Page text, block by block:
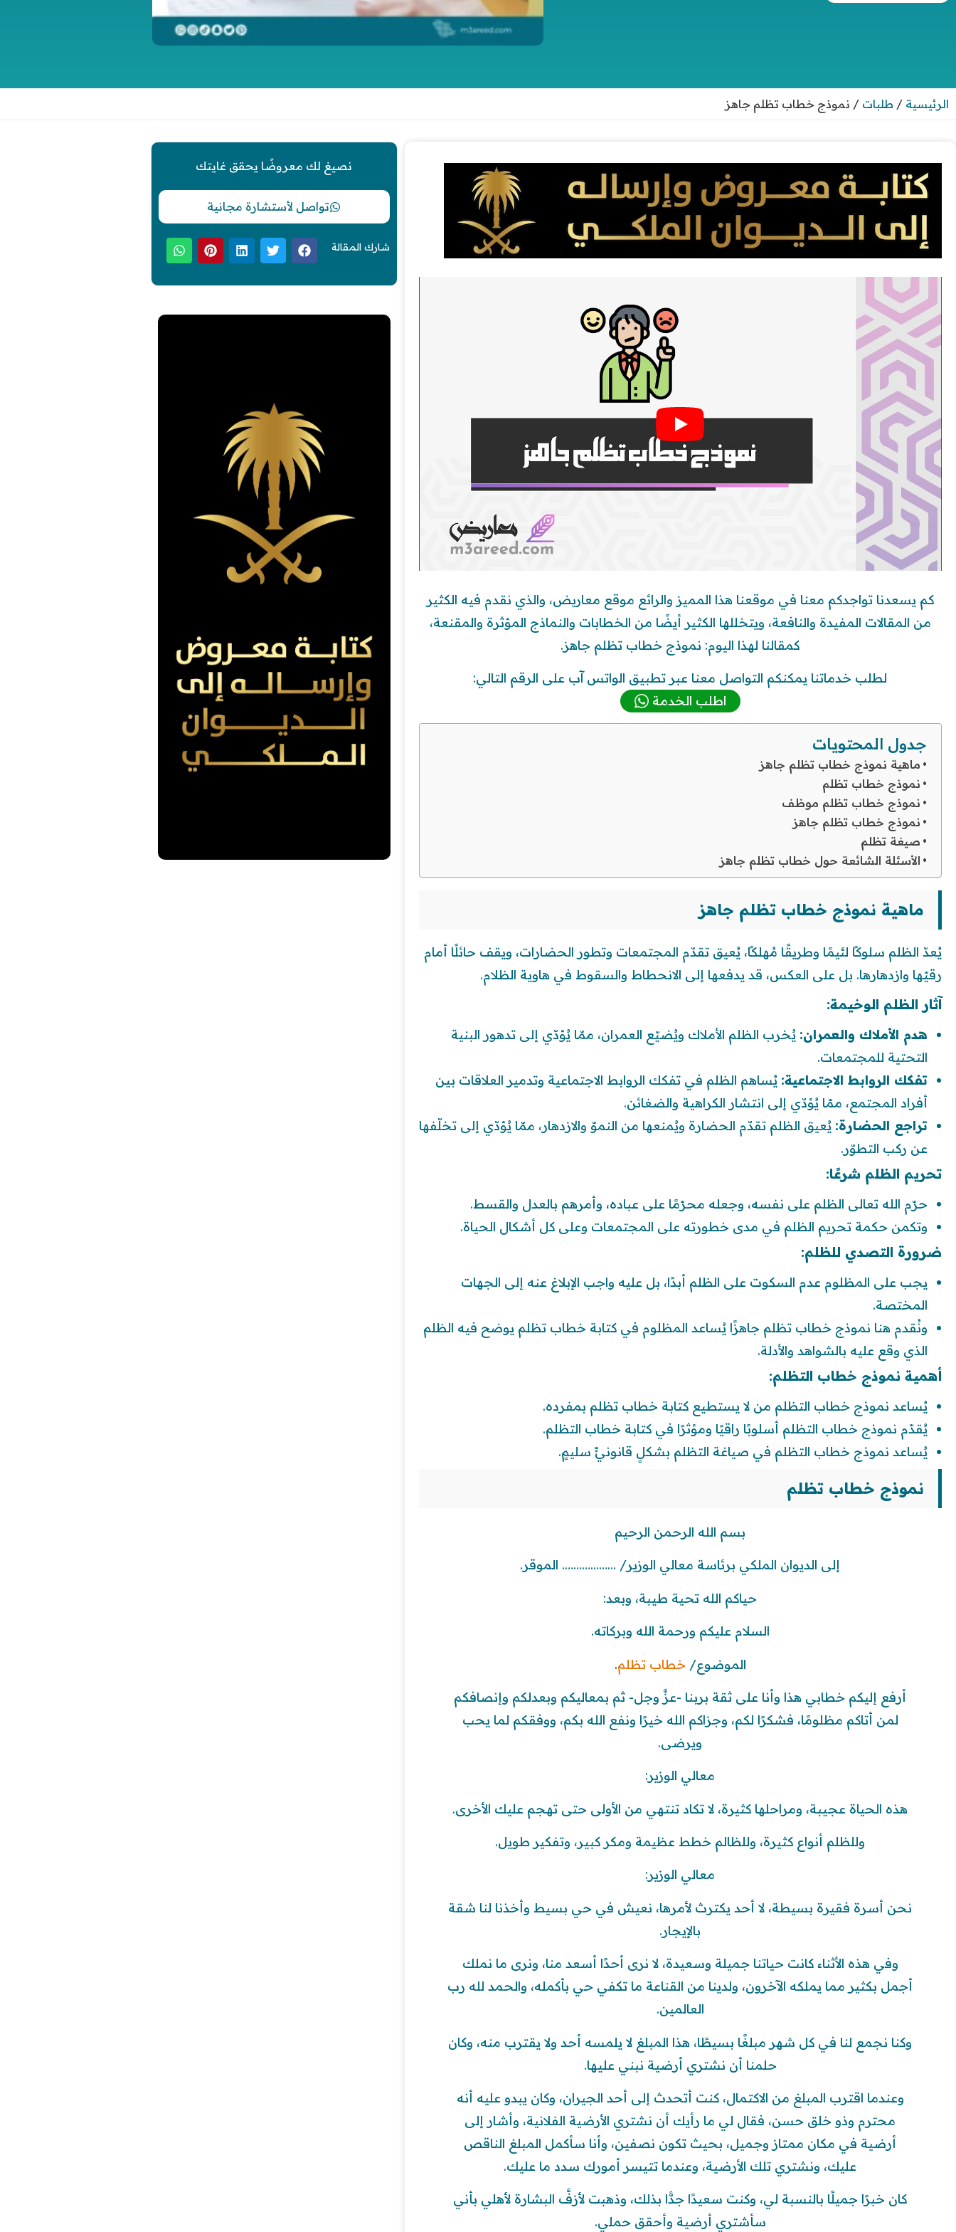
الرئيسية / طلبات / نموذج خطاب تظلم جاهز
كم يسعدنا تواجدكم معنا في موقعنا هذا المميز والرائع موقع معاريض، والذي نقدم فيه الكثير
من المقالات المفيدة والنافعة، ويتخللها الكثير أيضًا من الخطابات والنماذج المؤثرة والمقنعة،
كمقالنا لهذا اليوم: نموذج خطاب تظلم جاهز.
لطلب خدماتنا يمكنكم التواصل معنا عبر تطبيق الواتس آب على الرقم التالي:
اطلب الخدمة
جدول المحتويات
ماهية نموذج خطاب تظلم جاهز
نموذج خطاب تظلم
نموذج خطاب تظلم موظف
نموذج خطاب تظلم جاهز
صيغة تظلم
الأسئلة الشائعة حول خطاب تظلم جاهز
ماهية نموذج خطاب تظلم جاهز
يُعدّ الظلم سلوكًا لئيمًا وطريقًا مُهلكًا، يُعيق تقدّم المجتمعات وتطور الحضارات، ويقف حائلًا أمام
رقيّها وازدهارها. بل على العكس، قد يدفعها إلى الانحطاط والسقوط في هاوية الظلام.
آثار الظلم الوخيمة:
هدم الأملاك والعمران: يُخرب الظلم الأملاك ويُضيّع العمران، ممّا يُؤدّي إلى تدهور البنية
التحتية للمجتمعات.
تفكك الروابط الاجتماعية: يُساهم الظلم في تفكك الروابط الاجتماعية وتدمير العلاقات بين
أفراد المجتمع، ممّا يُؤدّي إلى انتشار الكراهية والضغائن.
تراجع الحضارة: يُعيق الظلم تقدّم الحضارة ويُمنعها من النموّ والازدهار، ممّا يُؤدّي إلى تخلّفها
عن ركب التطوّر.
تحريم الظلم شرعًا:
حرّم الله تعالى الظلم على نفسه، وجعله محرّمًا على عباده، وأمرهم بالعدل والقسط.
وتكمن حكمة تحريم الظلم في مدى خطورته على المجتمعات وعلى كل أشكال الحياة.
ضرورة التصدي للظلم:
يجب على المظلوم عدم السكوت على الظلم أبدًا، بل عليه واجب الإبلاغ عنه إلى الجهات
المختصة.
ونُقدم هنا نموذج خطاب تظلم جاهزًا يُساعد المظلوم في كتابة خطاب تظلم يوضح فيه الظلم
الذي وقع عليه بالشواهد والأدلة.
أهمية نموذج خطاب التظلم:
يُساعد نموذج خطاب التظلم من لا يستطيع كتابة خطاب تظلم بمفرده.
يُقدّم نموذج خطاب التظلم أسلوبًا راقيًا ومؤثرًا في كتابة خطاب التظلم.
يُساعد نموذج خطاب التظلم في صياغة التظلم بشكلٍ قانونيٍّ سليمٍ.
نموذج خطاب تظلم
بسم الله الرحمن الرحيم
إلى الديوان الملكي برئاسة معالي الوزير/ ………………. الموقر.
حياكم الله تحية طيبة، وبعد:
السلام عليكم ورحمة الله وبركاته.
الموضوع/ خطاب تظلم.
أرفع إليكم خطابي هذا وأنا على ثقة بربنا -عزَّ وجل- ثم بمعاليكم وبعدلكم وإنصافكم
لمن أتاكم مظلومًا، فشكرًا لكم، وجزاكم الله خيرًا ونفع الله بكم، ووفقكم لما يحب
ويرضى.
معالي الوزير:
هذه الحياة عجيبة، ومراحلها كثيرة، لا تكاد تنتهي من الأولى حتى تهجم عليك الأخرى.
وللظلم أنواع كثيرة، وللظالم خطط عظيمة ومكر كبير، وتفكير طويل.
معالي الوزير:
نحن أسرة فقيرة بسيطة، لا أحد يكترث لأمرها، نعيش في حي بسيط وأخذنا لنا شقة
بالإيجار.
وفي هذه الأثناء كانت حياتنا جميلة وسعيدة، لا نرى أحدًا أسعد منا، ونرى ما نملك
أجمل بكثير مما يملكه الآخرون، ولدينا من القناعة ما تكفي حي بأكمله، والحمد لله رب
العالمين.
وكنا نجمع لنا في كل شهر مبلغًا بسيطًا، هذا المبلغ لا يلمسه أحد ولا يقترب منه، وكان
حلمنا أن نشتري أرضية نبني عليها.
وعندما اقترب المبلغ من الاكتمال، كنت أتحدث إلى أحد الجيران، وكان يبدو عليه أنه
محترم وذو خلق حسن، فقال لي ما رأيك أن نشتري الأرضية الفلانية، وأشار إلى
أرضية في مكان ممتاز وجميل، بحيث تكون نصفين، وأنا سأكمل المبلغ الناقص
عليك، ونشتري تلك الأرضية، وعندما تتيسر أمورك سدد ما عليك.
كان خبرًا جميلًا بالنسبة لي، وكنت سعيدًا جدًّا بذلك، وذهبت لأزفَّ البشارة لأهلي بأني
سأشتري أرضية وأحقق حملي.
نصيغ لك معروضًا يحقق غايتك
تواصل لأستشارة مجانية
شارك المقالة